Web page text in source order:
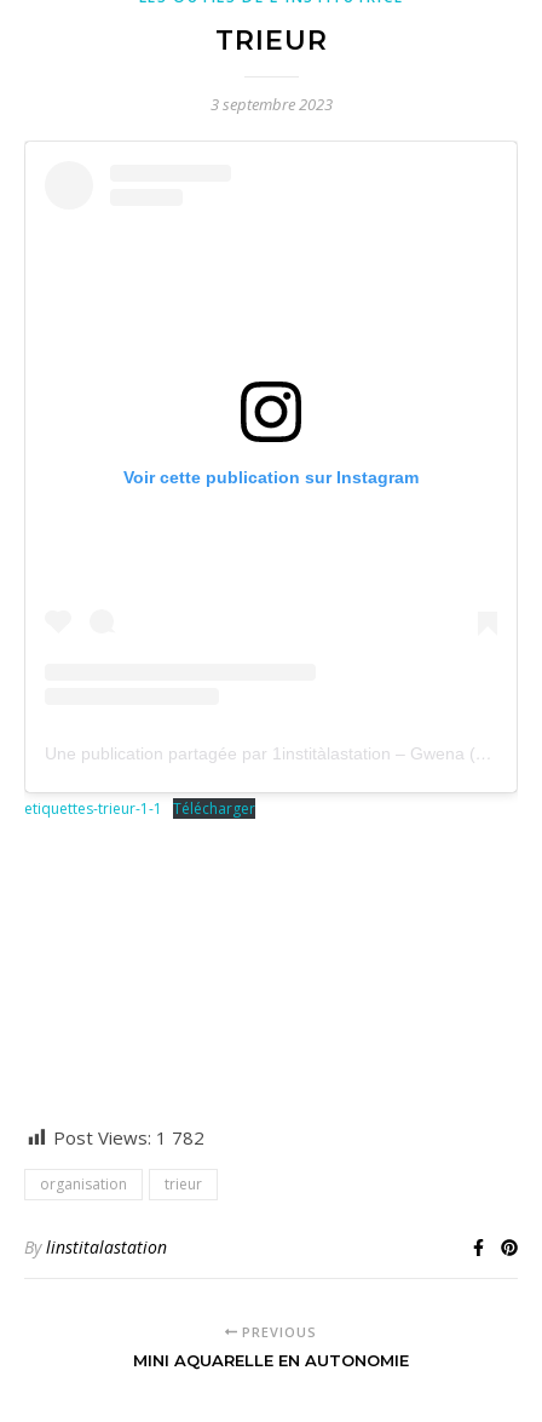
TRIEUR
3 septembre 2023
Voir cette publication sur Instagram
etiquettes-trieur-1-1 Télécharger
Post Views: 1 782
organisation trieur
Bylinstitalastation
PREVIOUS
MINI AQUARELLE EN AUTONOMIE